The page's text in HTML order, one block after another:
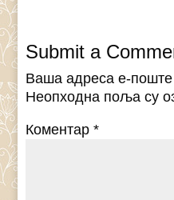
Submit a
Ваша адреса е-
Неопходна поља су
Коментар*